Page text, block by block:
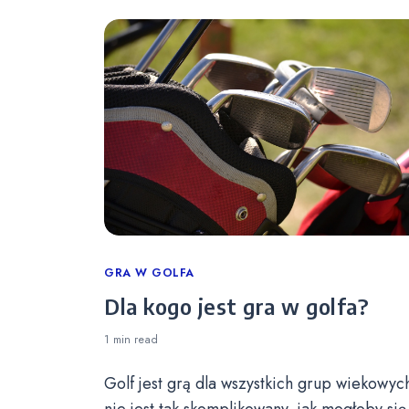
Categories
GRA W GOLFA
Dla kogo jest gra w golfa?
1 min read
Golf jest grą dla wszystkich grup